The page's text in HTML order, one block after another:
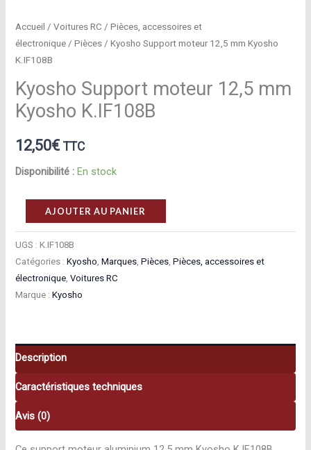
Accueil /Voitures RC /Pièces, accessoires et
électronique /Pièces / Kyosho Support moteur 12,5 mm Kyosho
K.IF108B
Kyosho Support moteur 12,5 mm
Kyosho K.IF108B
12,50€ TTC
Disponibilité : En stock
quantité
de
Kyosho
Support
moteur
12,5
K.IF108B
AJOUTER AU PANIER
UGS :K.IF108B
Catégories :Kyosho ,Marques ,Pièces ,Pièces, accessoires et
électronique ,Voitures RC
Marque :Kyosho
Description
Caractéristiques techniques
Avis (0)